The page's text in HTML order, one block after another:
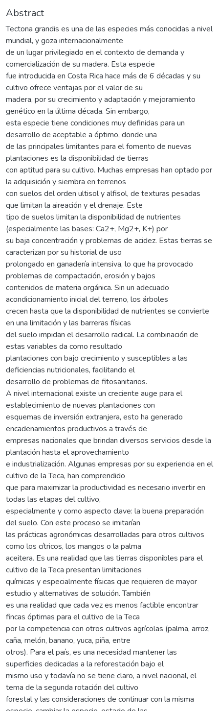
Abstract
Tectona grandis es una de las especies más conocidas a nivel
mundial, y goza internacionalmente
de un lugar privilegiado en el contexto de demanda y
comercialización de su madera. Esta especie
fue introducida en Costa Rica hace más de 6 décadas y su
cultivo ofrece ventajas por el valor de su
madera, por su crecimiento y adaptación y mejoramiento
genético en la última década. Sin embargo,
esta especie tiene condiciones muy definidas para un
desarrollo de aceptable a óptimo, donde una
de las principales limitantes para el fomento de nuevas
plantaciones es la disponibilidad de tierras
con aptitud para su cultivo. Muchas empresas han optado por
la adquisición y siembra en terrenos
con suelos del orden ultisol y alfisol, de texturas pesadas
que limitan la aireación y el drenaje. Este
tipo de suelos limitan la disponibilidad de nutrientes
(especialmente las bases: Ca2+, Mg2+, K+) por
su baja concentración y problemas de acidez. Estas tierras se
caracterizan por su historial de uso
prolongado en ganadería intensiva, lo que ha provocado
problemas de compactación, erosión y bajos
contenidos de materia orgánica. Sin un adecuado
acondicionamiento inicial del terreno, los árboles
crecen hasta que la disponibilidad de nutrientes se convierte
en una limitación y las barreras físicas
del suelo impidan el desarrollo radical. La combinación de
estas variables da como resultado
plantaciones con bajo crecimiento y susceptibles a las
deficiencias nutricionales, facilitando el
desarrollo de problemas de fitosanitarios.
A nivel internacional existe un creciente auge para el
establecimiento de nuevas plantaciones con
esquemas de inversión extranjera, esto ha generado
encadenamientos productivos a través de
empresas nacionales que brindan diversos servicios desde la
plantación hasta el aprovechamiento
e industrialización. Algunas empresas por su experiencia en el
cultivo de la Teca, han comprendido
que para maximizar la productividad es necesario invertir en
todas las etapas del cultivo,
especialmente y como aspecto clave: la buena preparación
del suelo. Con este proceso se imitarían
las prácticas agronómicas desarrolladas para otros cultivos
como los cítricos, los mangos o la palma
aceitera. Es una realidad que las tierras disponibles para el
cultivo de la Teca presentan limitaciones
químicas y especialmente físicas que requieren de mayor
estudio y alternativas de solución. También
es una realidad que cada vez es menos factible encontrar
fincas óptimas para el cultivo de la Teca
por la competencia con otros cultivos agrícolas (palma, arroz,
caña, melón, banano, yuca, piña, entre
otros). Para el país, es una necesidad mantener las
superficies dedicadas a la reforestación bajo el
mismo uso y todavía no se tiene claro, a nivel nacional, el
tema de la segunda rotación del cultivo
forestal y las consideraciones de continuar con la misma